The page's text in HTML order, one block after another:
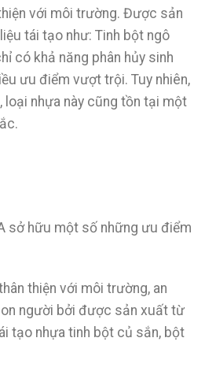
với môi trường. Được sản
tái tạo như: Tinh bột ngô
có khả năng phân hủy sinh
ưu điểm vượt trội. Tuy nhiên,
loại nhựa này cũng tồn tại một
sở hữu một số những ưu điểm
thiện với môi trường, an
người bởi được sản xuất từ
tạo nhựa tinh bột củ sắn, bột